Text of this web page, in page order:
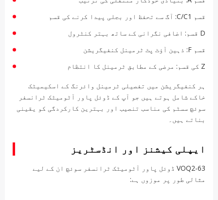
قسم C/C1: آگ سے تحفظ اور بجلی پیدا کرنے کی قسم
D قسم: اضافی نگرانی کے ساتھ بہتر کنٹرول
قسم F: ذہین آؤٹ پٹ ٹرمینل کنفیگریشن
Z کی قسم: مرضی کے مطابق ٹرمینل کا انتظام
ہر کنفیگریشن میں تفصیلی ٹرمینل وائرنگ کے اسکیمیٹک
خاکے شامل ہوتے ہیں جو آپ کے ڈوئل پاور آٹومیٹک ٹرانسفر
سوئچ سسٹم کی مناسب تنصیب اور بہترین کارکردگی کو یقینی
بناتے ہیں۔
ایپلی کیشنز اور انڈسٹریز
VOQ2-63 ڈوئل پاور آٹومیٹک ٹرانسفر سوئچ ان کے لیے
مثالی طور پر موزوں ہے: